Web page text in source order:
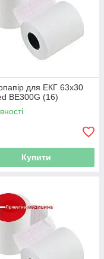
для ЕКГ 63x30
BE300G (16)
Купити